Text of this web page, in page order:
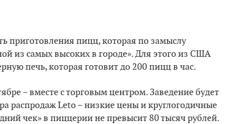
приготовления пицц, которая по замыслу
из самых высоких в городе». Для этого из США
печь, которая готовит до 200 пицц в час.
– вместе с торговым центром. Заведение будет
распродаж Leto – низкие цены и круглогодичные
чек» в пиццерии не превысит 80 тысяч рублей.